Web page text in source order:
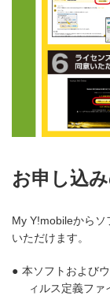
お申し込
My Y!mobileからソ
いただけます。
● 本ソフトおよび
ィルス定義フ